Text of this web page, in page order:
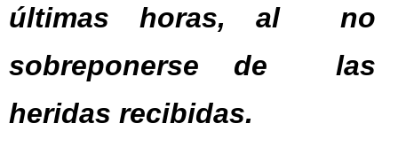
últimas horas, al no
sobreponerse de las
heridas recibidas.